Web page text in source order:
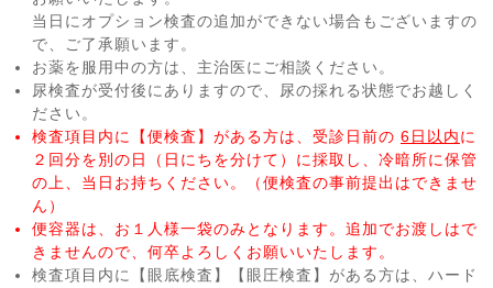
当日にオプション検査の追加ができない場合もございますの
で、ご了承願います。
お薬を服用中の方は、主治医にご相談ください。
尿検査が受付後にありますので、尿の採れる状態でお越しく
ださい。
検査項目内に【便検査】がある方は、受診日前の 6日以内に
２回分を別の日（日にちを分けて）に採取し、冷暗所に保管
の上、当日お持ちください。（便検査の事前提出はできませ
ん）
便容器は、お１人様一袋のみとなります。追加でお渡しはで
きませんので、何卒よろしくお願いいたします。
検査項目内に【眼底検査】【眼圧検査】がある方は、ハード